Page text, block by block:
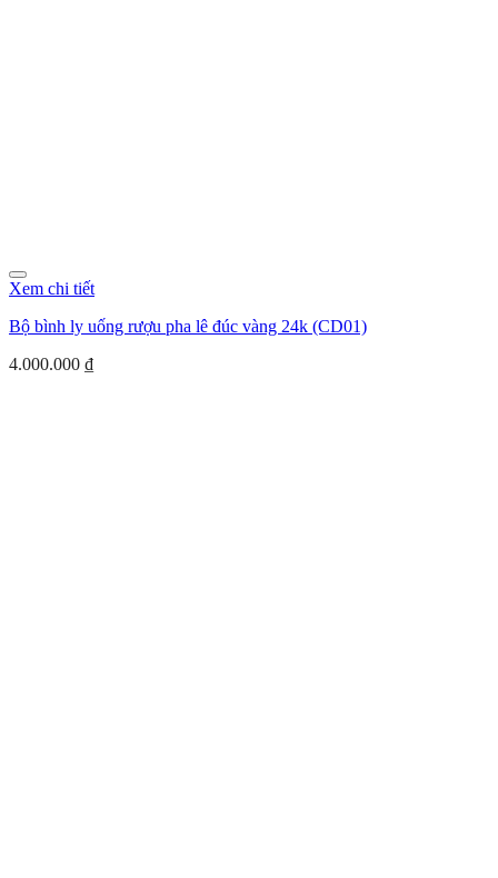
Xem chi tiết
Bộ bình ly uống rượu pha lê đúc vàng 24k (CD01)
4.000.000 ₫